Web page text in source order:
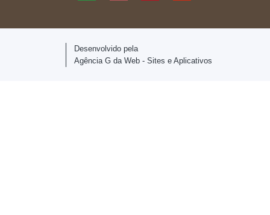
Desenvolvido pela
Agência G da Web - Sites e Aplicativos